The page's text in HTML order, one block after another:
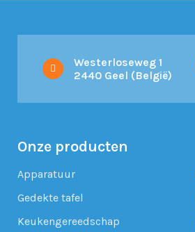
Westerloseweg 1
2440 Geel (België)
Onze producten
Apparatuur
Gedekte tafel
Keukengereedschap